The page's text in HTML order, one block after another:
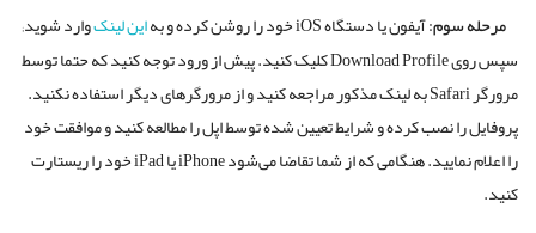
مرحله سوم:آیفون یا دستگاه iOS خود را روشن کرده و به این لینکوارد شوید;
سپس روی Download Profile کلیک کنید. پیش از ورود توجه کنید که حتما توسط
مرورگر Safari به لینک مذکور مراجعه کنید و از مرورگرهای دیگر استفاده نکنید.
پروفایل را نصب کرده و شرایط تعیین شده توسط اپل را مطالعه کنید و موافقت خود
را اعلام نمایید. هنگامی که از شما تقاضا می‌شود iPhone یا iPad خود را ریستارت
کنید.